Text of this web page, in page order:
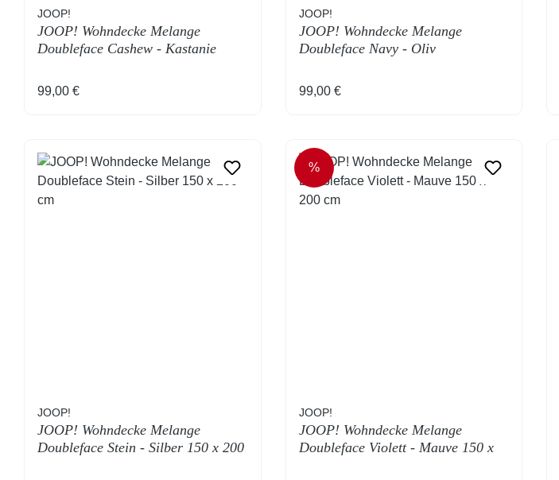
JOOP!
JOOP! Wohndecke Melange
Doubleface Cashew - Kastanie
Regulärer Preis:
99,00 €
JOOP!
JOOP! Wohndecke Melange
Doubleface Navy - Oliv
Regulärer Preis:
99,00 €
JOOP!
JOOP! Wohndecke Melange
Doubleface Stein - Silber 150 x 200
RABATT
%
JOOP!
JOOP! Wohndecke Melange
Doubleface Violett - Mauve 150 x